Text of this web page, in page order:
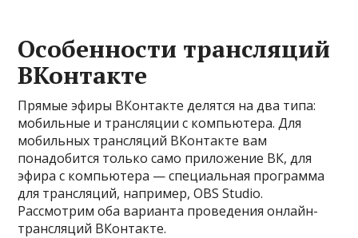
Особенности трансляций
ВКонтакте
Прямые эфиры ВКонтакте делятся на два типа:
мобильные и трансляции с компьютера. Для
мобильных трансляций ВКонтакте вам
понадобится только само приложение ВК, для
эфира с компьютера — специальная программа
для трансляций, например, OBS Studio.
Рассмотрим оба варианта проведения онлайн-
трансляций ВКонтакте.